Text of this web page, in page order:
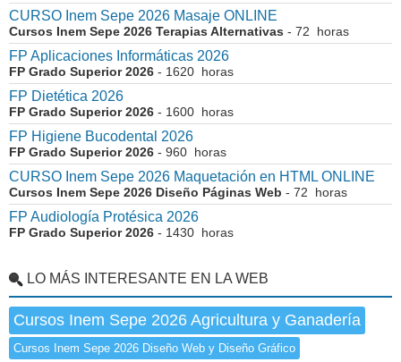
CURSO Inem Sepe 2026 Masaje ONLINE
Cursos Inem Sepe 2026 Terapias Alternativas - 72 horas
FP Aplicaciones Informáticas 2026
FP Grado Superior 2026 - 1620 horas
FP Dietética 2026
FP Grado Superior 2026 - 1600 horas
FP Higiene Bucodental 2026
FP Grado Superior 2026 - 960 horas
CURSO Inem Sepe 2026 Maquetación en HTML ONLINE
Cursos Inem Sepe 2026 Diseño Páginas Web - 72 horas
FP Audiología Protésica 2026
FP Grado Superior 2026 - 1430 horas
LO MÁS INTERESANTE EN LA WEB
Cursos Inem Sepe 2026 Agricultura y Ganadería
Cursos Inem Sepe 2026 Diseño Web y Diseño Gráfico